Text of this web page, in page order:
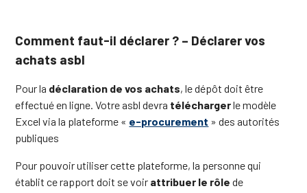
Comment faut-il déclarer ? – Déclarer vos
achats asbl
Pour la déclaration de vos achats, le dépôt doit être
effectué en ligne. Votre asbl devra téléchargerle modèle
Excel via la plateforme « e-procurement » des autorités
publiques
Pour pouvoir utiliser cette plateforme, la personne qui
établit ce rapport doit se voir attribuer le rôle de